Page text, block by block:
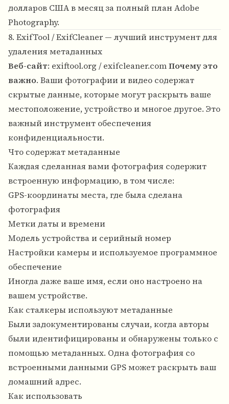
долларов США в месяц за полный план Adobe
Photography.
8. ExifTool / ExifCleaner — лучший инструмент для
удаления метаданных
Веб-сайт: exiftool.org /exifcleaner.comПочему это
важно. Ваши фотографии и видео содержат
скрытые данные, которые могут раскрыть ваше
местоположение, устройство и многое другое. Это
важный инструмент обеспечения
конфиденциальности.
Что содержат метаданные
Каждая сделанная вами фотография содержит
встроенную информацию, в том числе:
GPS-координаты места, где была сделана
фотография
Метки даты и времени
Модель устройства и серийный номер
Настройки камеры и используемое программное
обеспечение
Иногда даже ваше имя, если оно настроено на
вашем устройстве.
Как сталкеры используют метаданные
Были задокументированы случаи, когда авторы
были идентифицированы и обнаружены только с
помощью метаданных. Одна фотография со
встроенными данными GPS может раскрыть ваш
домашний адрес.
Как использовать